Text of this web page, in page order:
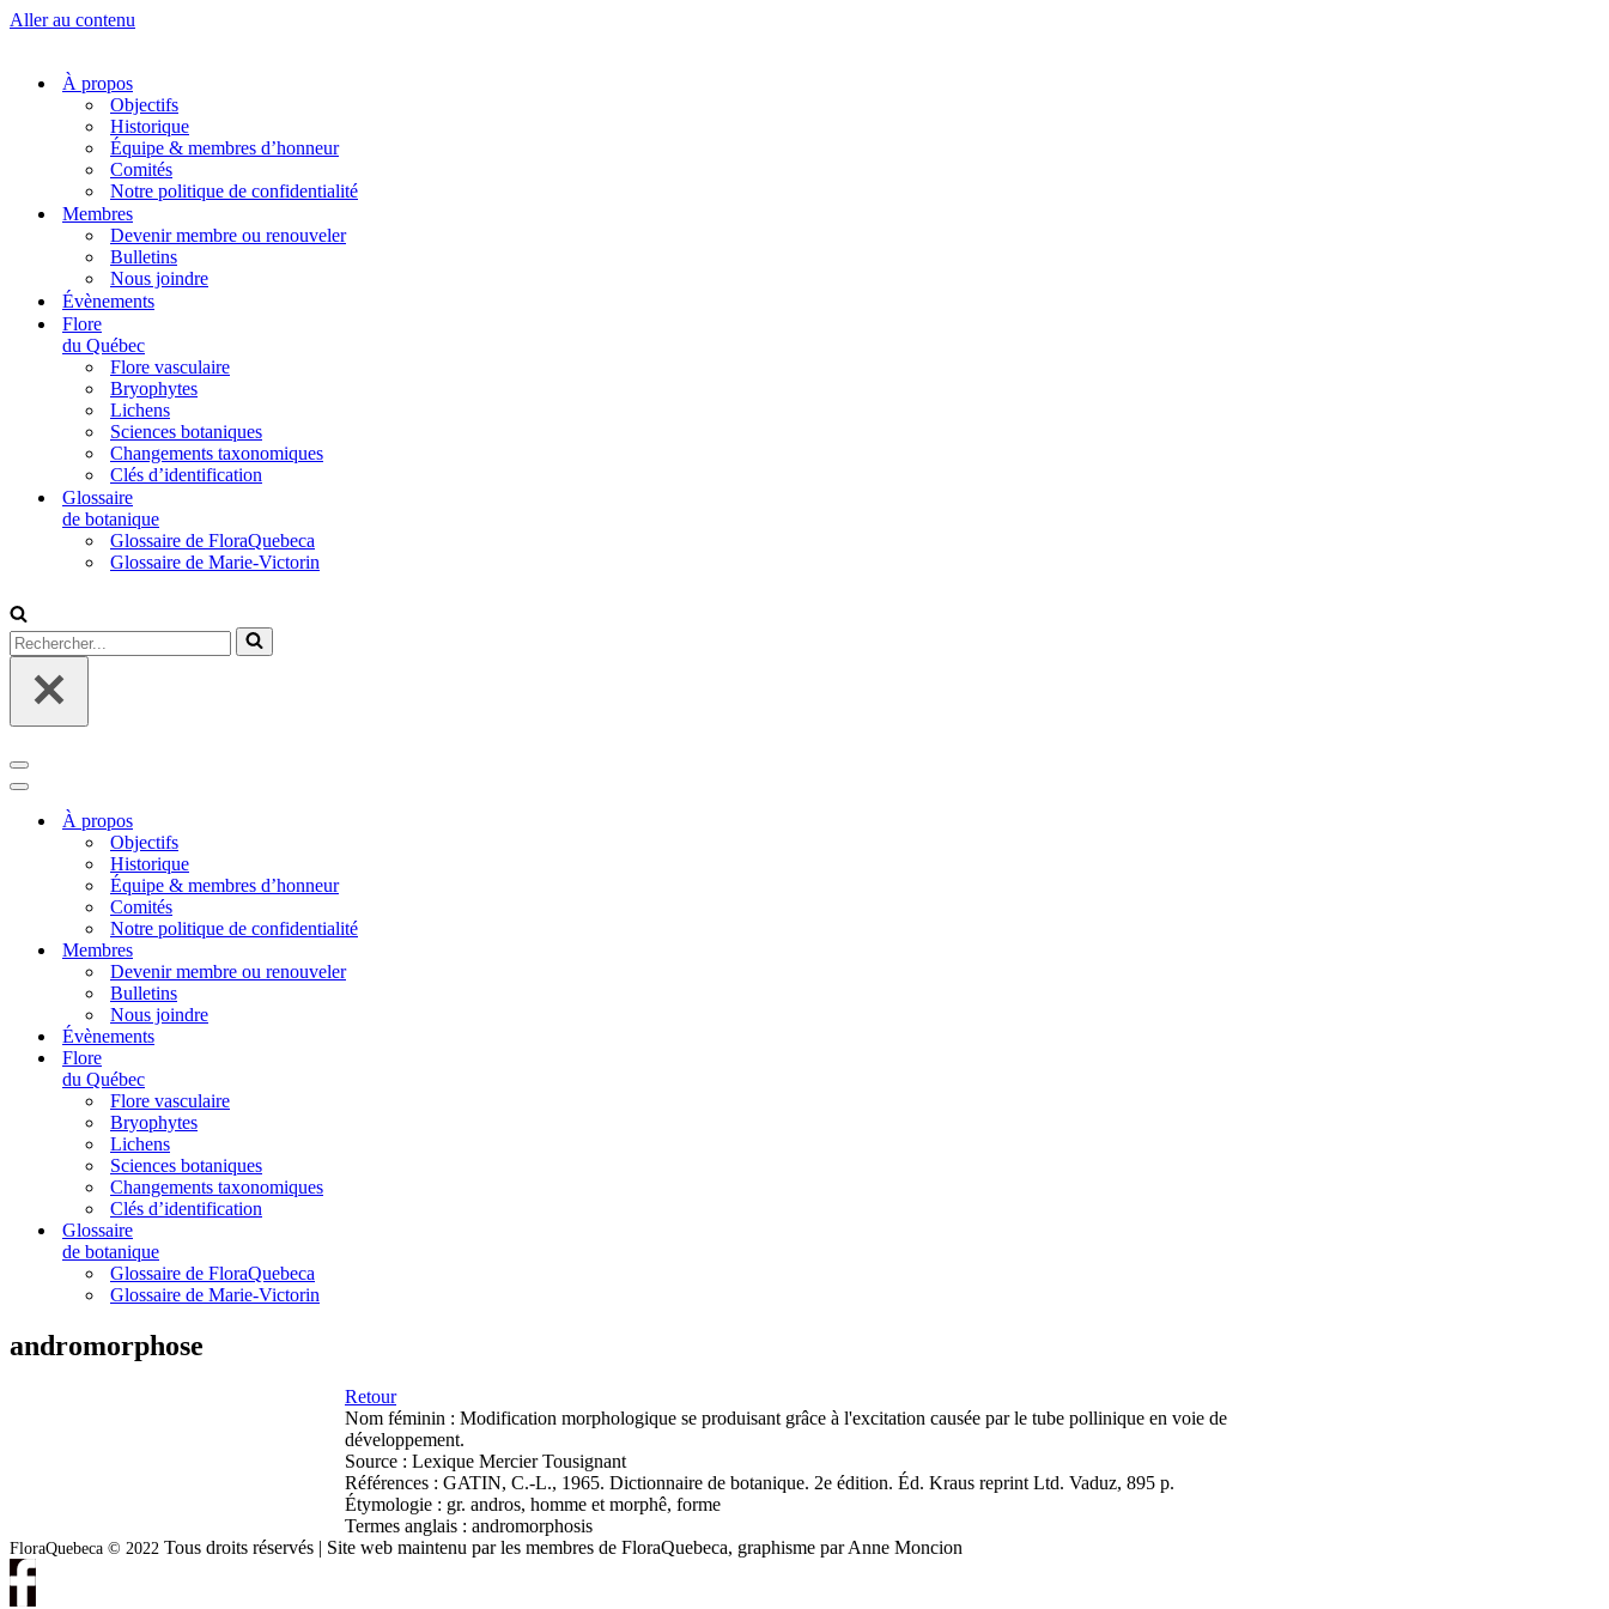
Aller au contenu
À propos
Objectifs
Historique
Équipe & membres d’honneur
Comités
Notre politique de confidentialité
Membres
Devenir membre ou renouveler
Bulletins
Nous joindre
Évènements
Flore
du Québec
Flore vasculaire
Bryophytes
Lichens
Sciences botaniques
Changements taxonomiques
Clés d’identification
Glossaire
de botanique
Glossaire de FloraQuebeca
Glossaire de Marie-Victorin
Rechercher...
Menu
de
navigation
Menu
navigationÀ propos
Objectifs
Historique
Équipe & membres d’honneur
Comités
Notre politique de confidentialité
Membres
Devenir membre ou renouveler
Bulletins
Nous joindre
Évènements
Flore
du Québec
Flore vasculaire
Bryophytes
Lichens
Sciences botaniques
Changements taxonomiques
Clés d’identification
Glossaire
de botanique
Glossaire de FloraQuebeca
Glossaire de Marie-Victorin
andromorphose
Retour
Nom féminin : Modification morphologique se produisant grâce à l'excitation causée par le tube pollinique en voie de
développement.
Source : Lexique Mercier Tousignant
Références : GATIN, C.-L., 1965. Dictionnaire de botanique. 2e édition. Éd. Kraus reprint Ltd. Vaduz, 895 p.
Étymologie : gr. andros, homme et morphê, forme
Termes anglais : andromorphosis
FloraQuebeca © 2022 Tous droits réservés | Site web maintenu par les membres de FloraQuebeca, graphisme par Anne Moncion